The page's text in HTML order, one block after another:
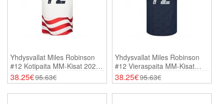
Yhdysvallat Miles Robinson
#12 Kotipaita MM-Kisat 2026
Lyhythihainen
38.25€95.63€
Yhdysvallat Miles Robinson
#12 Vieraspaita MM-Kisat
2026 Lyhythihainen
38.25€95.63€